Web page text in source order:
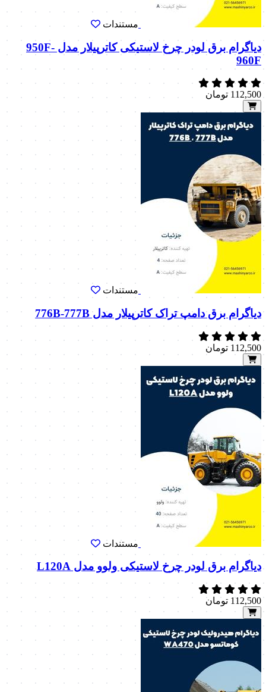
مستندات
دیاگرام برق لودر چرخ لاستیکی کاترپیلار مدل 950F-
960F
112,500 تومان
مستندات
دیاگرام برق دامپ تراک کاترپیلار مدل 776B-777B
112,500 تومان
مستندات
دیاگرام برق لودر چرخ لاستیکی ولوو مدل L120A
112,500 تومان